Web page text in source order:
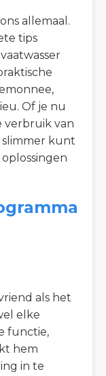
allemaal.
tips
Of je nu
verbruik van
slimmer kunt
als het
elke
functie,
hem
in te